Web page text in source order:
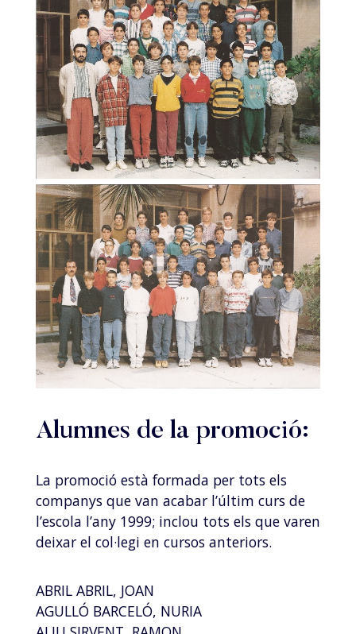
Alumnes de la promoció:
La promoció està formada per tots els
companys que van acabar l’últim curs de
l’escola l’any 1999; inclou tots els que varen
deixar el col·legi en cursos anteriors.
ABRIL ABRIL, JOAN
AGULLÓ BARCELÓ, NURIA